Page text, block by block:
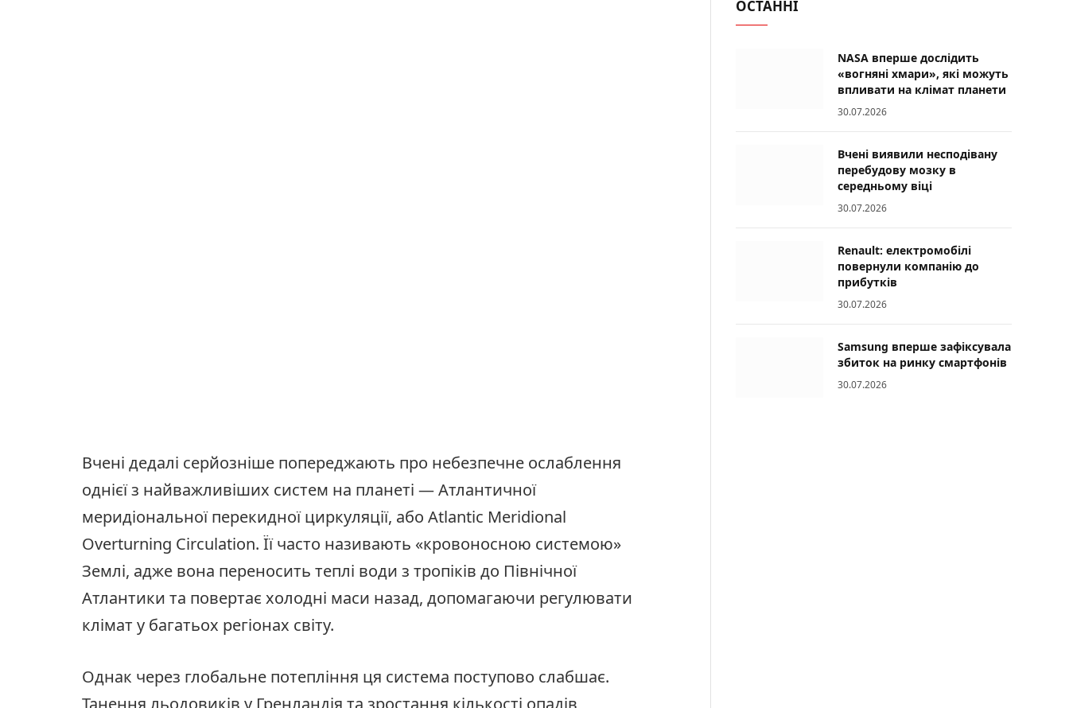
Вчені дедалі серйозніше попереджають про небезпечне ослаблення
однієї з найважливіших систем на планеті — Атлантичної
меридіональної перекидної циркуляції, або Atlantic Meridional
Overturning Circulation. Її часто називають «кровоносною системою»
Землі, адже вона переносить теплі води з тропіків до Північної
Атлантики та повертає холодні маси назад, допомагаючи регулювати
клімат у багатьох регіонах світу.
Однак через глобальне потепління ця система поступово слабшає.
Танення льодовиків у Гренландія та зростання кількості опадів
ОСТАННІ
NASA вперше дослідить
«вогняні хмари», які можуть
впливати на клімат планети
30.07.2026
Вчені виявили несподівану
перебудову мозку в
середньому віці
30.07.2026
Renault: електромобілі
повернули компанію до
прибутків
30.07.2026
Samsung вперше зафіксувала
збиток на ринку смартфонів
30.07.2026